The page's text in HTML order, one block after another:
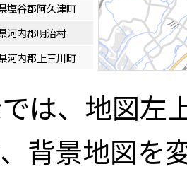
塩谷郡阿久津町
河内郡明治村
河内郡上三川町
は、地図左
背景地図を